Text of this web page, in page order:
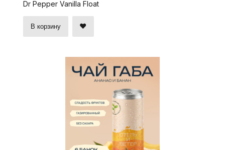
Dr Pepper Vanilla Float
В корзину